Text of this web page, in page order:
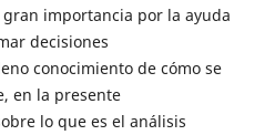
importancia por la ayuda
decisiones
conocimiento de cómo se
en la presente
lo que es el análisis